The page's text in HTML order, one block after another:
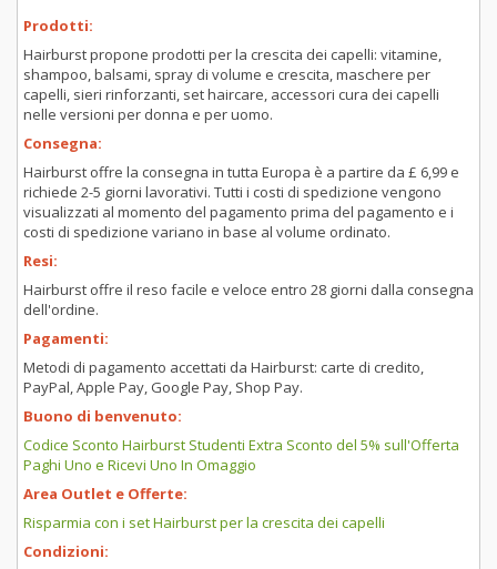
Prodotti:
Hairburst propone prodotti per la crescita dei capelli: vitamine,
shampoo, balsami, spray di volume e crescita, maschere per
capelli, sieri rinforzanti, set haircare, accessori cura dei capelli
nelle versioni per donna e per uomo.
Consegna:
Hairburst offre la consegna in tutta Europa è a partire da £ 6,99 e
richiede 2-5 giorni lavorativi. Tutti i costi di spedizione vengono
visualizzati al momento del pagamento prima del pagamento e i
costi di spedizione variano in base al volume ordinato.
Resi:
Hairburst offre il reso facile e veloce entro 28 giorni dalla consegna
dell'ordine.
Pagamenti:
Metodi di pagamento accettati da Hairburst: carte di credito,
PayPal, Apple Pay, Google Pay, Shop Pay.
Buono di benvenuto:
Codice Sconto Hairburst Studenti Extra Sconto del 5% sull'Offerta
Paghi Uno e Ricevi Uno In Omaggio
Area Outlet e Offerte:
Risparmia con i set Hairburst per la crescita dei capelli
Condizioni: